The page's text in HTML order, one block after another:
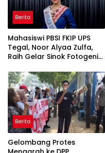
Berita
Mahasiswi PBSI FKIP UPS
Tegal, Noor Alyaa Zulfa,
Raih Gelar Sinok Fotogenik
Berita
Gelombang Protes